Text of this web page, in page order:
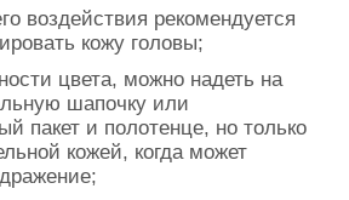
воздействия рекомендуется
кожу головы;
цвета, можно надеть на
шапочку или
пакет и полотенце, но только
кожей, когда может